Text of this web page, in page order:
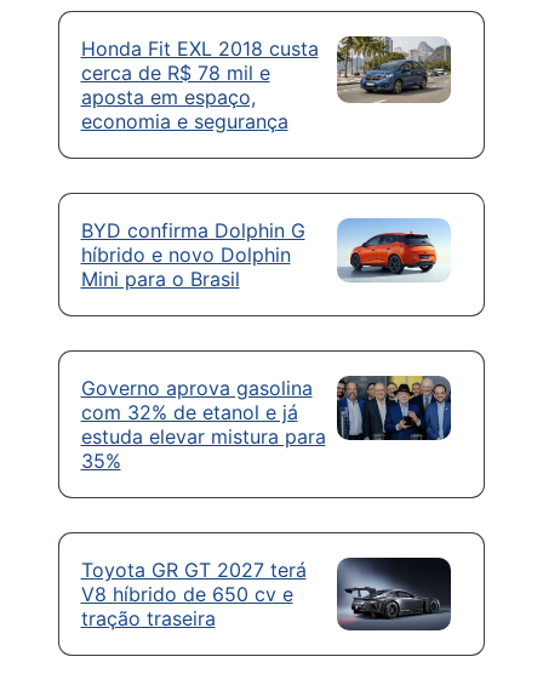
Honda Fit EXL 2018 custa
cerca de R$ 78 mil e
aposta em espaço,
economia e segurança
BYD confirma Dolphin G
híbrido e novo Dolphin
Mini para o Brasil
Governo aprova gasolina
com 32% de etanol e já
estuda elevar mistura para
35%
Toyota GR GT 2027 terá
V8 híbrido de 650 cv e
tração traseira